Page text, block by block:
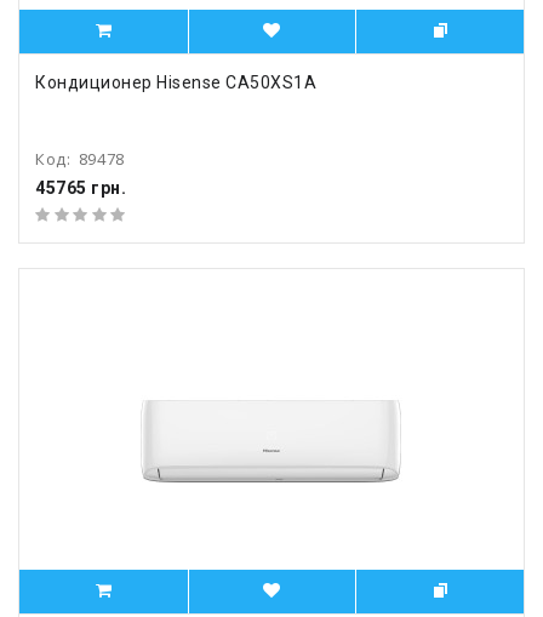
Кондиционер Hisense CA50XS1A
Код: 89478
45765 грн.